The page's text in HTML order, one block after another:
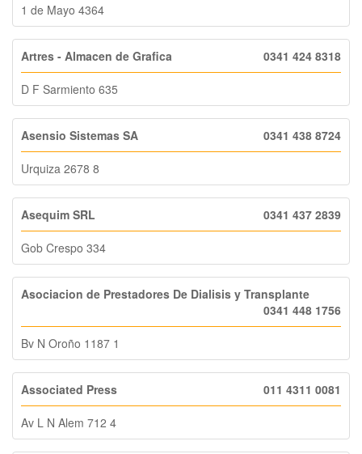
1 de Mayo 4364
Artres - Almacen de Grafica 0341 424 8318
D F Sarmiento 635
Asensio Sistemas SA 0341 438 8724
Urquiza 2678 8
Asequim SRL 0341 437 2839
Gob Crespo 334
Asociacion de Prestadores De Dialisis y Transplante
0341 448 1756
Bv N Oroño 1187 1
Associated Press 011 4311 0081
Av L N Alem 712 4